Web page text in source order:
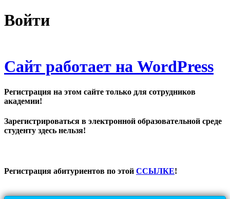
Войти
Сайт работает на WordPress
Регистрация на этом сайте только для сотрудников
академии!
Зарегистрироваться в электронной образовательной среде
студенту здесь нельзя!
Регистрация абитуриентов по этой ССЫЛКЕ!